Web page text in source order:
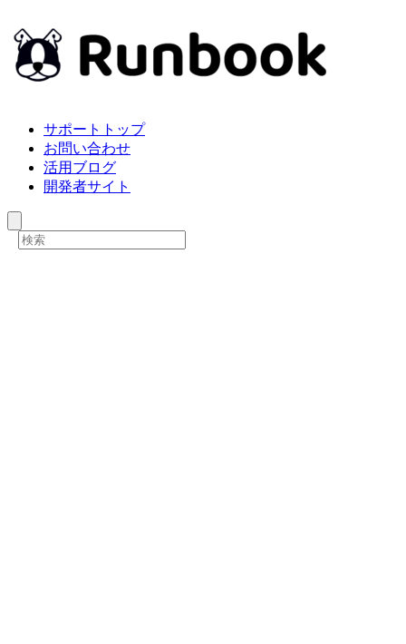
サポートトップ
お問い合わせ
活用ブログ
開発者サイト